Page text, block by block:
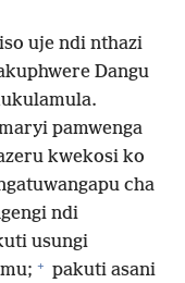
uje ndi nthazi
Dangu
pamwenga
kwekosi ko
cha
ndi
usungi
+ pakuti asani